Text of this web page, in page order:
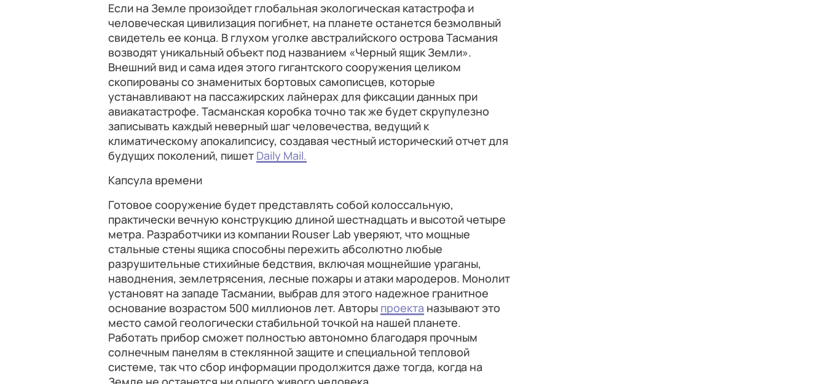
Если на Земле произойдет глобальная экологическая катастрофа и
человеческая цивилизация погибнет, на планете останется безмолвный
свидетель ее конца. В глухом уголке австралийского острова Тасмания
возводят уникальный объект под названием «Черный ящик Земли».
Внешний вид и сама идея этого гигантского сооружения целиком
скопированы со знаменитых бортовых самописцев, которые
устанавливают на пассажирских лайнерах для фиксации данных при
авиакатастрофе. Тасманская коробка точно так же будет скрупулезно
записывать каждый неверный шаг человечества, ведущий к
климатическому апокалипсису, создавая честный исторический отчет для
будущих поколений, пишет Daily Mail.
Капсула времени
Готовое сооружение будет представлять собой колоссальную,
практически вечную конструкцию длиной шестнадцать и высотой четыре
метра. Разработчики из компании Rouser Lab уверяют, что мощные
стальные стены ящика способны пережить абсолютно любые
разрушительные стихийные бедствия, включая мощнейшие ураганы,
наводнения, землетрясения, лесные пожары и атаки мародеров. Монолит
установят на западе Тасмании, выбрав для этого надежное гранитное
основание возрастом 500 миллионов лет. Авторы проекта называют это
место самой геологически стабильной точкой на нашей планете.
Работать прибор сможет полностью автономно благодаря прочным
солнечным панелям в стеклянной защите и специальной тепловой
системе, так что сбор информации продолжится даже тогда, когда на